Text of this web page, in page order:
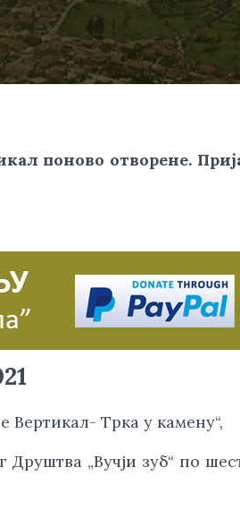
поново отворене.
Вертикал- Трка у камену“,
Друштва „Вучји зуб“ по